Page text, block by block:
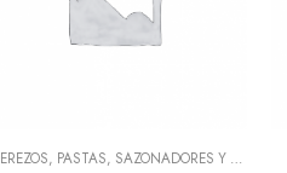
,TODOS
ADEREZOS, PASTAS, SAZONADORES Y CONDIMENTOS